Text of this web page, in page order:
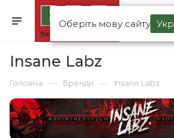
Оберіть мову сайту Укр
Insane Labz
Головна — Бренди — Insane Labz